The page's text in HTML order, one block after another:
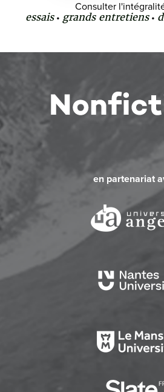
Consulter
essais• grands entretiens•
en partenariat